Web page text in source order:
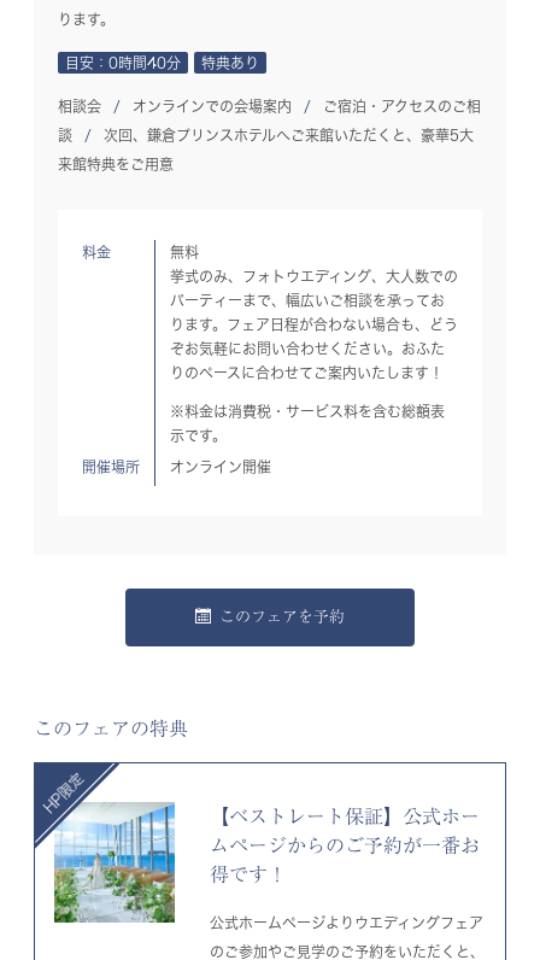
ります。
目安：0時間40分 特典あり
相談会 オンラインでの会場案内
ご宿泊・アクセスのご相
談
次回、鎌倉プリンスホテルへご来館いただくと、豪華5大
来館特典をご用意
料金
無料
挙式のみ、フォトウエディング、大人数での
パーティーまで、幅広いご相談を承ってお
ります。フェア日程が合わない場合も、どう
ぞお気軽にお問い合わせください。おふた
りのペースに合わせてご案内いたします！
※料金は消費税・サービス料を含む総額表
示です。
開催場所 オンライン開催
このフェアを予約
このフェアの特典
【ベストレート保証】公式ホー
ムページからのご予約が一番お
得です！
公式ホームページよりウエディングフェア
のご参加やご見学のご予約をいただくと、